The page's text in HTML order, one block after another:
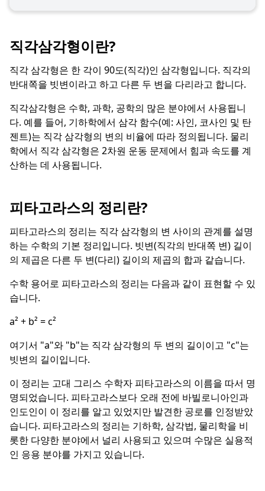
직각삼각형이란?
직각 삼각형은 한 각이 90도(직각)인 삼각형입니다. 직각의
반대쪽을 빗변이라고 하고 다른 두 변을 다리라고 합니다.
직각삼각형은 수학, 과학, 공학의 많은 분야에서 사용됩니
다. 예를 들어, 기하학에서 삼각 함수(예: 사인, 코사인 및 탄
젠트)는 직각 삼각형의 변의 비율에 따라 정의됩니다. 물리
학에서 직각 삼각형은 2차원 운동 문제에서 힘과 속도를 계
산하는 데 사용됩니다.
피타고라스의 정리란?
피타고라스의 정리는 직각 삼각형의 변 사이의 관계를 설명
하는 수학의 기본 정리입니다. 빗변(직각의 반대쪽 변) 길이
의 제곱은 다른 두 변(다리) 길이의 제곱의 합과 같습니다.
수학 용어로 피타고라스의 정리는 다음과 같이 표현할 수 있
습니다.
a² + b² = c²
여기서 "a"와 "b"는 직각 삼각형의 두 변의 길이이고 "c"는
빗변의 길이입니다.
이 정리는 고대 그리스 수학자 피타고라스의 이름을 따서 명
명되었습니다. 피타고라스보다 오래 전에 바빌로니아인과
인도인이 이 정리를 알고 있었지만 발견한 공로를 인정받았
습니다. 피타고라스의 정리는 기하학, 삼각법, 물리학을 비
롯한 다양한 분야에서 널리 사용되고 있으며 수많은 실용적
인 응용 분야를 가지고 있습니다.